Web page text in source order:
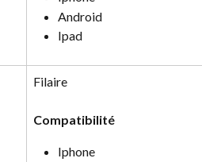
Android
Ipad
Filaire
Compatibilité
Iphone